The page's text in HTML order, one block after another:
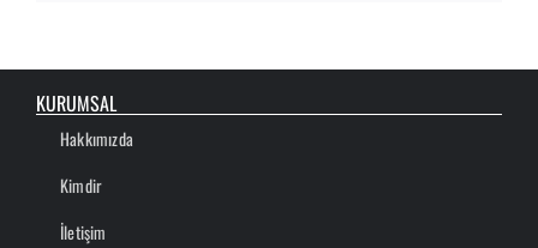
KURUMSAL
Hakkımızda
Kimdir
İletişim